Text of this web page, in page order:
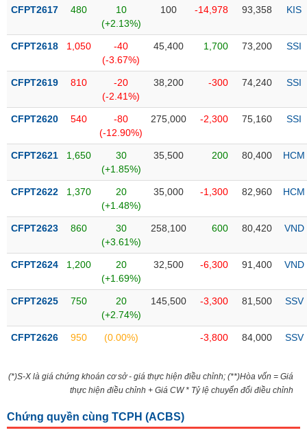
quan
Giao
dịch
Tài
chính
Phân
tích
thuật
sơ
nghiệp
tức
sự
Tài
thị
CFPT2617 480
10
(+2.13%)
100 -14,978 93,358 KIS
CFPT2618 1,050
-40
(-3.67%)
45,400 1,700 73,200 SSI
CFPT2619 810
-20
(-2.41%)
38,200 -300 74,240 SSI
CFPT2620 540
-80
(-12.90%)
275,000 -2,300 75,160 SSI
CFPT2621 1,650
30
(+1.85%)
35,500 200 80,400 HCM
CFPT2622 1,370
20
(+1.48%)
35,000 -1,300 82,960 HCM
CFPT2623 860
30
(+3.61%)
258,100 600 80,420 VND
CFPT2624 1,200
20
(+1.69%)
32,500 -6,300 91,400 VND
CFPT2625 750
20
(+2.74%)
145,500 -3,300 81,500 SSV
CFPT2626 950 (0.00%) -3,800 84,000 SSV
(*)S-X là giá chứng khoán cơ sở - giá thực hiện điều chỉnh; (**)Hòa vốn = Giá
thực hiện điều chỉnh + Giá CW * Tỷ lệ chuyển đổi điều chỉnh
Chứng quyền cùng TCPH (ACBS)
VS-
LƯỢNG
NGUYÊN
VẬT
NGHIỆP
DÙNG
YẾU